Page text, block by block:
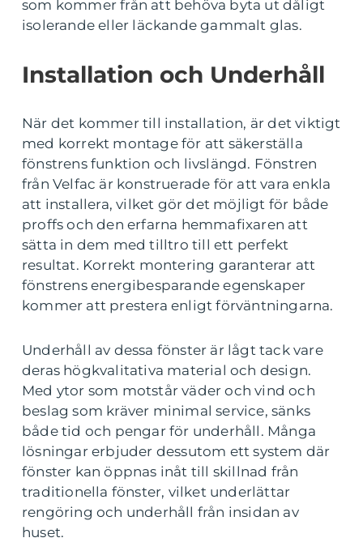
som kommer från att behöva byta ut dåligt
isolerande eller läckande gammalt glas.
Installation och Underhåll
När det kommer till installation, är det viktigt
med korrekt montage för att säkerställa
fönstrens funktion och livslängd. Fönstren
från Velfac är konstruerade för att vara enkla
att installera, vilket gör det möjligt för både
proffs och den erfarna hemmafixaren att
sätta in dem med tilltro till ett perfekt
resultat. Korrekt montering garanterar att
fönstrens energibesparande egenskaper
kommer att prestera enligt förväntningarna.
Underhåll av dessa fönster är lågt tack vare
deras högkvalitativa material och design.
Med ytor som motstår väder och vind och
beslag som kräver minimal service, sänks
både tid och pengar för underhåll. Många
lösningar erbjuder dessutom ett system där
fönster kan öppnas inåt till skillnad från
traditionella fönster, vilket underlättar
rengöring och underhåll från insidan av
huset.